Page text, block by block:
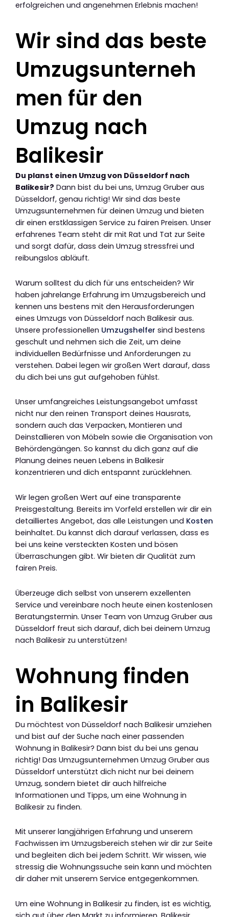
erfolgreichen und angenehmen Erlebnis machen!
Wir sind das beste
Umzugsunterneh
men für den
Umzug nach
Balikesir
Du planst einen Umzug von Düsseldorf nach
Balikesir? Dann bist du bei uns, Umzug Gruber aus
Düsseldorf, genau richtig! Wir sind das beste
Umzugsunternehmen für deinen Umzug und bieten
dir einen erstklassigen Service zu fairen Preisen. Unser
erfahrenes Team steht dir mit Rat und Tat zur Seite
und sorgt dafür, dass dein Umzug stressfrei und
reibungslos abläuft.
Warum solltest du dich für uns entscheiden? Wir
haben jahrelange Erfahrung im Umzugsbereich und
kennen uns bestens mit den Herausforderungen
eines Umzugs von Düsseldorf nach Balikesir aus.
Unsere professionellen Umzugshelfer sind bestens
geschult und nehmen sich die Zeit, um deine
individuellen Bedürfnisse und Anforderungen zu
verstehen. Dabei legen wir großen Wert darauf, dass
du dich bei uns gut aufgehoben fühlst.
Unser umfangreiches Leistungsangebot umfasst
nicht nur den reinen Transport deines Hausrats,
sondern auch das Verpacken, Montieren und
Deinstallieren von Möbeln sowie die Organisation von
Behördengängen. So kannst du dich ganz auf die
Planung deines neuen Lebens in Balikesir
konzentrieren und dich entspannt zurücklehnen.
Wir legen großen Wert auf eine transparente
Preisgestaltung. Bereits im Vorfeld erstellen wir dir ein
detailliertes Angebot, das alle Leistungen und Kosten
beinhaltet. Du kannst dich darauf verlassen, dass es
bei uns keine versteckten Kosten und bösen
Überraschungen gibt. Wir bieten dir Qualität zum
fairen Preis.
Überzeuge dich selbst von unserem exzellenten
Service und vereinbare noch heute einen kostenlosen
Beratungstermin. Unser Team von Umzug Gruber aus
Düsseldorf freut sich darauf, dich bei deinem Umzug
nach Balikesir zu unterstützen!
Wohnung finden
in Balikesir
Du möchtest von Düsseldorf nach Balikesir umziehen
und bist auf der Suche nach einer passenden
Wohnung in Balikesir? Dann bist du bei uns genau
richtig! Das Umzugsunternehmen Umzug Gruber aus
Düsseldorf unterstützt dich nicht nur bei deinem
Umzug, sondern bietet dir auch hilfreiche
Informationen und Tipps, um eine Wohnung in
Balikesir zu finden.
Mit unserer langjährigen Erfahrung und unserem
Fachwissen im Umzugsbereich stehen wir dir zur Seite
und begleiten dich bei jedem Schritt. Wir wissen, wie
stressig die Wohnungssuche sein kann und möchten
dir daher mit unserem Service entgegenkommen.
Um eine Wohnung in Balikesir zu finden, ist es wichtig,